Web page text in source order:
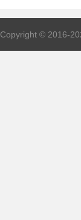
Copyright © 2016-